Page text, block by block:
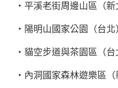
・平溪老街周邊山區（新
・陽明山國家公園（台北
・貓空步道與茶園區（台
・內洞國家森林遊樂區（